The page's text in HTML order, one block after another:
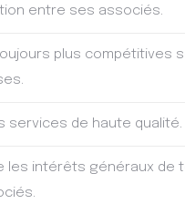
entre ses associés.
plus compétitives
services de haute qualité.
les intérêts généraux de